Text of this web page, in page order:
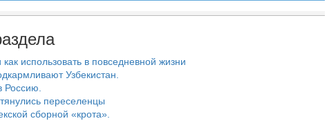
как использовать в повседневной жизни
Узбекистан.
Россию.
переселенцы
сборной «крота».